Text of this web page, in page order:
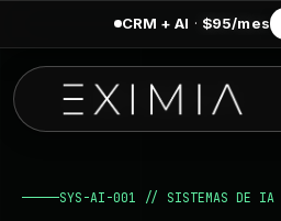
CRM + AI · $95/mes
SYS-AI-001 // SISTEMAS DE IA